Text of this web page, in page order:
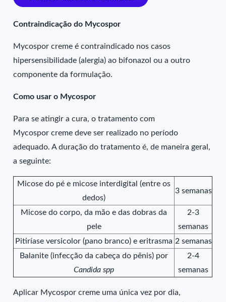
Contraindicação do Mycospor
Mycospor creme é contraindicado nos casos
hipersensibilidade (alergia) ao bifonazol ou a outro
componente da formulação.
Como usar o Mycospor
Para se atingir a cura, o tratamento com
Mycospor creme deve ser realizado no período
adequado. A duração do tratamento é, de maneira geral,
a seguinte:
Micose do pé e micose interdigital (entre os
dedos)
3 semanas
Micose do corpo, da mão e das dobras da
pele
2-3
semanas
Pitiríase versicolor (pano branco) e eritrasma 2 semanas
Balanite (infecção da cabeça do pênis) por
Candida spp
2-4
semanas
Aplicar Mycospor creme uma única vez por dia,